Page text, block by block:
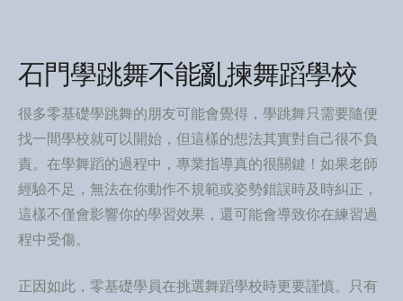
石門學跳舞不能亂揀舞蹈學校
很多零基礎學跳舞的朋友可能會覺得，學跳舞只需要隨便
找一間學校就可以開始，但這樣的想法其實對自己很不負
責。在學舞蹈的過程中，專業指導真的很關鍵！如果老師
經驗不足，無法在你動作不規範或姿勢錯誤時及時糾正，
這樣不僅會影響你的學習效果，還可能會導致你在練習過
程中受傷。
正因如此，零基礎學員在挑選舞蹈學校時更要謹慎。只有